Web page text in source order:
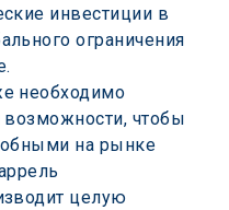
инвестиции в
ограничения
необходимо
возможности, чтобы
на рынке
целую